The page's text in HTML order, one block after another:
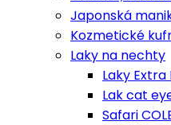
Japonská
Kozmetické
Laky na nechty
Laky Extra
Lak cat
Safari